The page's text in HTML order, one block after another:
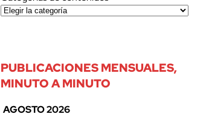
PUBLICACIONES MENSUALES,
MINUTO A MINUTO
AGOSTO 2026